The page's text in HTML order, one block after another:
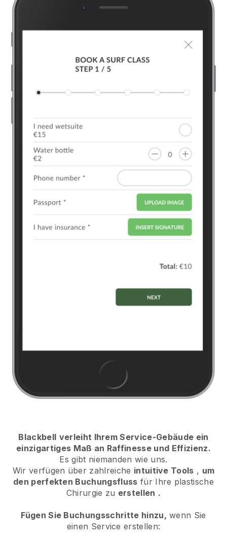
Blackbell verleiht Ihrem Service-Gebäude ein
einzigartiges Maß an Raffinesse und Effizienz.
Es gibt niemanden wie uns.
Wir verfügen über zahlreiche intuitive Tools , um
den perfekten Buchungsfluss für Ihre plastische
Chirurgie zu erstellen .
Fügen Sie Buchungsschritte hinzu, wenn Sie
einen Service erstellen: